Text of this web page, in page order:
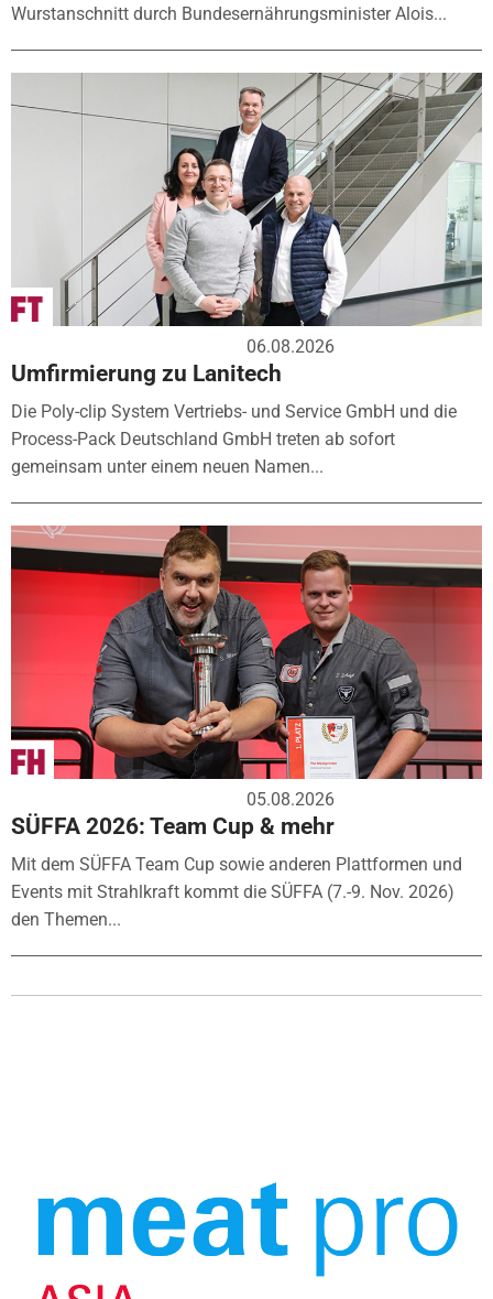
Wurstanschnitt durch Bundesernährungsminister Alois...
06.08.2026
Umfirmierung zu Lanitech
Die Poly-clip System Vertriebs- und Service GmbH und die
Process-Pack Deutschland GmbH treten ab sofort
gemeinsam unter einem neuen Namen...
05.08.2026
SÜFFA 2026: Team Cup & mehr
Mit dem SÜFFA Team Cup sowie anderen Plattformen und
Events mit Strahlkraft kommt die SÜFFA (7.-9. Nov. 2026)
den Themen...